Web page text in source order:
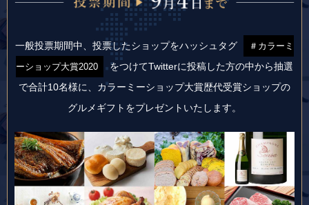
一般投票期間中、投票したショップをハッシュタグ
＃カラーミ
ーショップ大賞2020
をつけてTwitterに投稿した方の中から抽選
で合計10名様に、 カラーミーショップ大賞歴代受賞ショップの
グルメギフトをプレゼントいたします。